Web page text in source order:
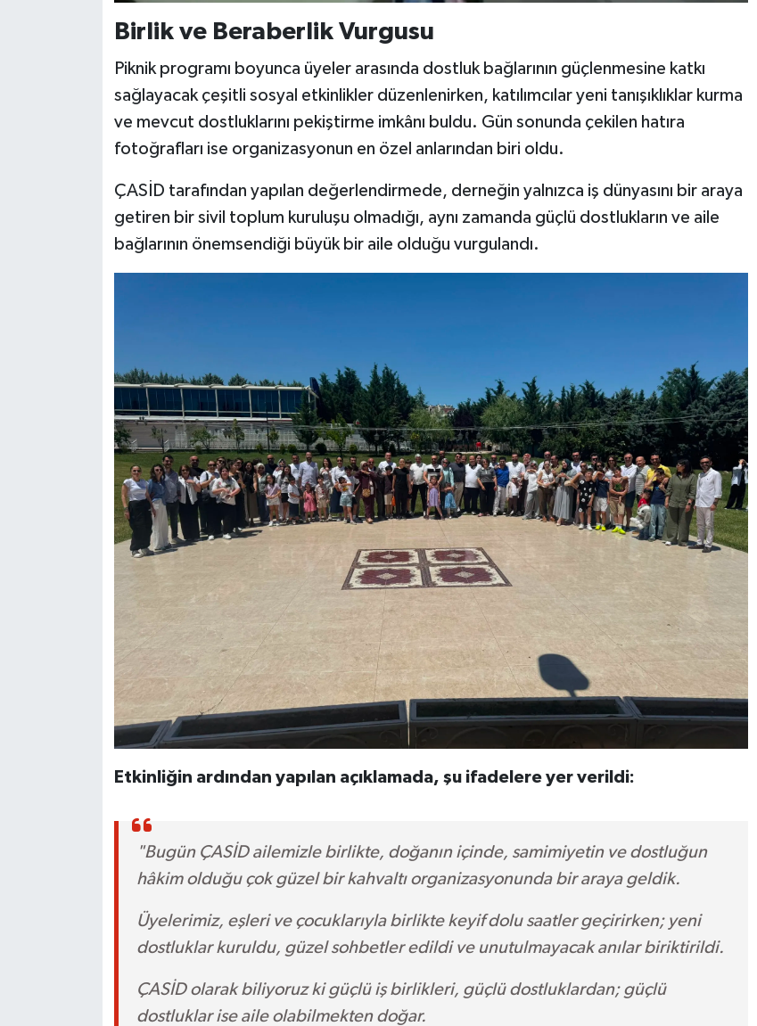
Birlik ve Beraberlik Vurgusu
Piknik programı boyunca üyeler arasında dostluk bağlarının güçlenmesine katkı
sağlayacak çeşitli sosyal etkinlikler düzenlenirken, katılımcılar yeni tanışıklıklar kurma
ve mevcut dostluklarını pekiştirme imkânı buldu. Gün sonunda çekilen hatıra
fotoğrafları ise organizasyonun en özel anlarından biri oldu.
ÇASİD tarafından yapılan değerlendirmede, derneğin yalnızca iş dünyasını bir araya
getiren bir sivil toplum kuruluşu olmadığı, aynı zamanda güçlü dostlukların ve aile
bağlarının önemsendiği büyük bir aile olduğu vurgulandı.
Etkinliğin ardından yapılan açıklamada, şu ifadelere yer verildi:
"Bugün ÇASİD ailemizle birlikte, doğanın içinde, samimiyetin ve dostluğun
hâkim olduğu çok güzel bir kahvaltı organizasyonunda bir araya geldik.
Üyelerimiz, eşleri ve çocuklarıyla birlikte keyif dolu saatler geçirirken; yeni
dostluklar kuruldu, güzel sohbetler edildi ve unutulmayacak anılar biriktirildi.
ÇASİD olarak biliyoruz ki güçlü iş birlikleri, güçlü dostluklardan; güçlü
dostluklar ise aile olabilmekten doğar.